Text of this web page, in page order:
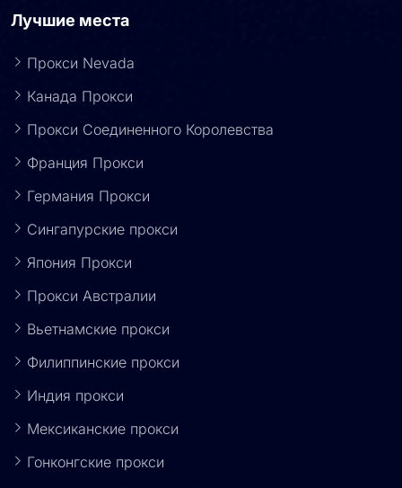
Лучшие места
Прокси Nevada
Канада Прокси
Прокси Соединенного Королевства
Франция Прокси
Германия Прокси
Сингапурские прокси
Япония Прокси
Прокси Австралии
Вьетнамские прокси
Филиппинские прокси
Индия прокси
Мексиканские прокси
Гонконгские прокси